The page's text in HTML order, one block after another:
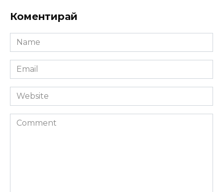
Коментирай
Name
*
Email
*
Website
Comment